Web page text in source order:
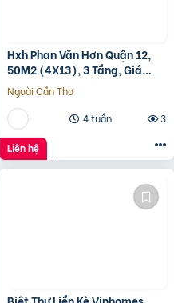
Hxh Phan Văn Hơn Quận 12,
50M2 (4X13), 3 Tầng, Giá
4.96 Tỷ
Ngoài Cần Thơ
4 tuần
3
Liên hệ